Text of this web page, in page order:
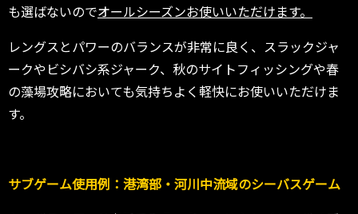
も選ばないのでオールシーズンお使いいただけます。
レングスとパワーのバランスが非常に良く、スラックジャ
ークやビシバシ系ジャーク、秋のサイトフィッシングや春
の藻場攻略においても気持ちよく軽快にお使いいただけま
す。
サブゲーム使用例：港湾部・河川中流域のシーバスゲーム